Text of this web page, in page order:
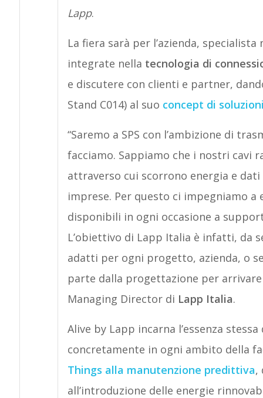
Lapp.
La fiera sarà per l’azienda,
integrate nella tecnologia di
e discutere con clienti e partner,
Stand C014) al suo concept di
“Saremo a SPS con l’ambizione di
facciamo. Sappiamo che i nostri cavi
attraverso cui scorrono energia e
imprese. Per questo ci impegniamo
disponibili in ogni occasione a
L’obiettivo di Lapp Italia è infatti, da
adatti per ogni progetto, azienda, o
parte dalla progettazione per
Managing Director di Lapp Italia.
Alive by Lapp incarna l’essenza
concretamente in ogni ambito della
Things alla manutenzione predittiva,
all’introduzione delle energie